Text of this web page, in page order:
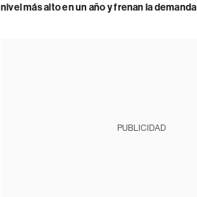
nivel más alto en un año y frenan la demanda
PUBLICIDAD